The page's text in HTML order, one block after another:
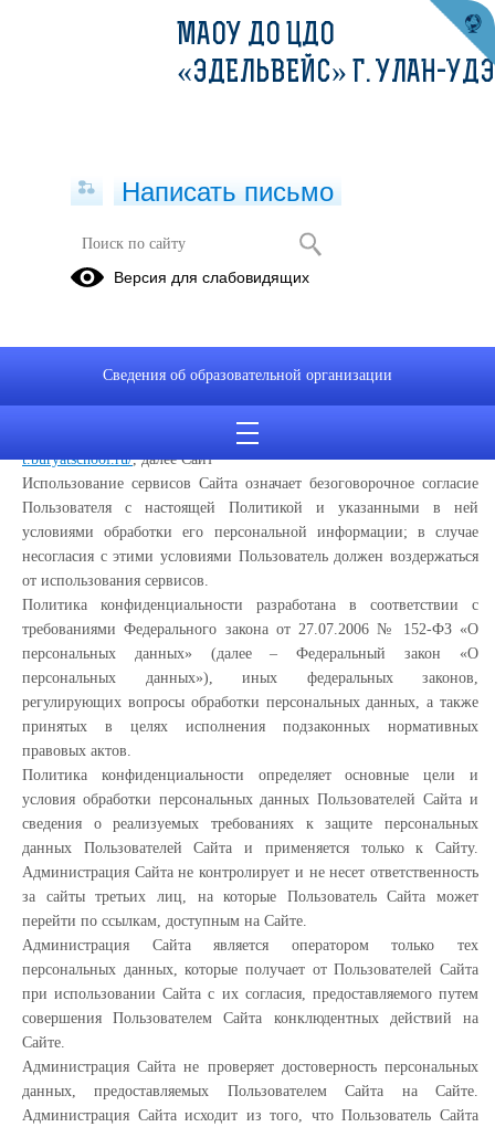
Политика конфиденциальности
образования «Центр дополнительного образования «Эдельвейс» г.
Улан-Удэ, (далее – Администрация Сайта) применяется при
использовании в сети Интернет по адресу:
t.buryatschool.ru/, далее Сайт
Использование сервисов Сайта означает безоговорочное согласие
Пользователя с настоящей Политикой и указанными в ней
условиями обработки его персональной информации; в случае
несогласия с этими условиями Пользователь должен воздержаться
от использования сервисов.
Политика конфиденциальности разработана в соответствии с
требованиями Федерального закона от 27.07.2006 № 152-ФЗ «О
персональных данных» (далее – Федеральный закон «О
персональных данных»), иных федеральных законов,
регулирующих вопросы обработки персональных данных, а также
принятых в целях исполнения подзаконных нормативных
правовых актов.
Политика конфиденциальности определяет основные цели и
условия обработки персональных данных Пользователей Сайта и
сведения о реализуемых требованиях к защите персональных
данных Пользователей Сайта и применяется только к Сайту.
Администрация Сайта не контролирует и не несет ответственность
за сайты третьих лиц, на которые Пользователь Сайта может
перейти по ссылкам, доступным на Сайте.
Администрация Сайта является оператором только тех
персональных данных, которые получает от Пользователей Сайта
при использовании Сайта с их согласия, предоставляемого путем
совершения Пользователем Сайта конклюдентных действий на
Сайте.
Администрация Сайта не проверяет достоверность персональных
данных, предоставляемых Пользователем Сайта на Сайте.
Администрация Сайта исходит из того, что Пользователь Сайта
МАОУ ДО ЦДО
«ЭДЕЛЬВЕЙС» Г. УЛАН-УДЭ
Написать письмо
Версия для слабовидящих
Сведения об образовательной организации